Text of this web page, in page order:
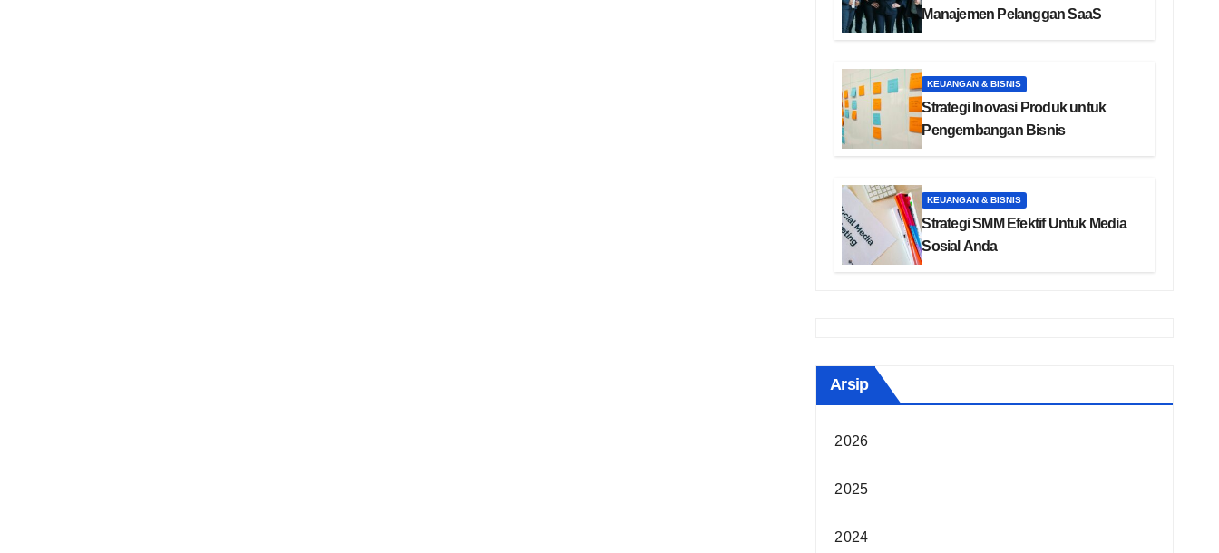
Manajemen Pelanggan SaaS
KEUANGAN & BISNIS
Strategi Inovasi Produk untuk
Pengembangan Bisnis
KEUANGAN & BISNIS
Strategi SMM Efektif Untuk Media
Sosial Anda
Arsip
2026
2025
2024